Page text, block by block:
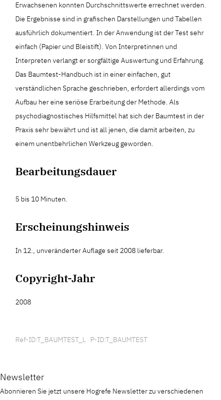
Erwachsenen konnten Durchschnittswerte errechnet werden.
Die Ergebnisse sind in grafischen Darstellungen und Tabellen
ausführlich dokumentiert. In der Anwendung ist der Test sehr
einfach (Papier und Bleistift). Von Interpretinnen und
Interpreten verlangt er sorgfältige Auswertung und Erfahrung.
Das Baumtest-Handbuch ist in einer einfachen, gut
verständlichen Sprache geschrieben, erfordert allerdings vom
Aufbau her eine seriöse Erarbeitung der Methode. Als
psychodiagnostisches Hilfsmittel hat sich der Baumtest in der
Praxis sehr bewährt und ist all jenen, die damit arbeiten, zu
einem unentbehrlichen Werkzeug geworden.
Bearbeitungsdauer
5 bis 10 Minuten.
Erscheinungshinweis
In 12., unveränderter Auflage seit 2008 lieferbar.
Copyright-Jahr
2008
Ref-ID:T_BAUMTEST_L P-ID:T_BAUMTEST
Newsletter
Abonnieren Sie jetzt unsere Hogrefe Newsletter zu verschiedenen